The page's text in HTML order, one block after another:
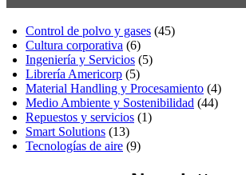
Control de polvo y gases (45)
Cultura corporativa (6)
Ingeniería y Servicios (5)
Librería Americorp (5)
Material Handling y Procesamiento (4)
Medio Ambiente y Sostenibilidad (44)
Repuestos y servicios (1)
Smart Solutions (13)
Tecnologías de aire (9)